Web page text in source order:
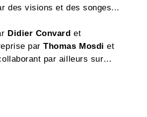
des visions et des songes...
Didier Convard et
parThomas Mosdi et
par ailleurs sur
conclusion. C'est l'occasion